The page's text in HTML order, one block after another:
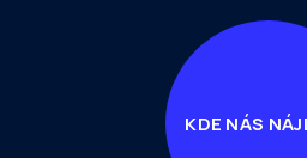
KDE NÁS